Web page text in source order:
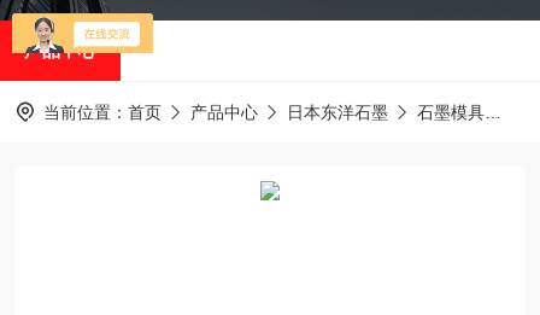
产品中心
当前位置： 首页 产品中心 日本东洋石墨 石墨模具